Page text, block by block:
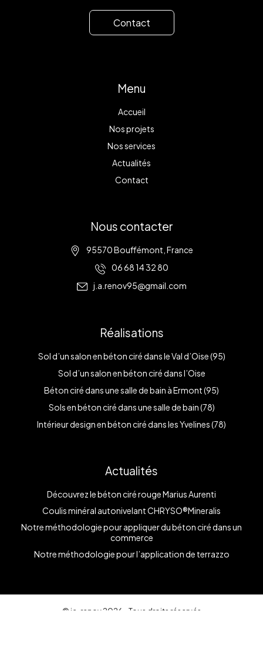
Contact
Menu
Accueil
Nos projets
Nos services
Actualités
Contact
Réalisations
Sol d’un salon en béton ciré dans le Val d’Oise (95)
Sol d’un salon en béton ciré dans l’Oise
Béton ciré dans une salle de bain à Ermont (95)
Sols en béton ciré dans une salle de bain (78)
Intérieur design en béton ciré dans les Yvelines (78)
Actualités
Découvrez le béton ciré rouge Marius Aurenti
Coulis minéral autonivelant CHRYSO®Mineralis
Notre méthodologie pour appliquer du béton ciré dans un
commerce
Notre méthodologie pour l’application de terrazzo
Nous contacter
95570 Bouffémont, France
06 68 14 32 80
j.a.renov95@gmail.com
© ja-renov 2026 - Tous droits réservés